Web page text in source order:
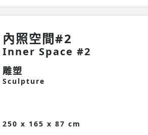
內照空間#2
Inner Space #2
雕塑
Sculpture
250 x 165 x 87 cm